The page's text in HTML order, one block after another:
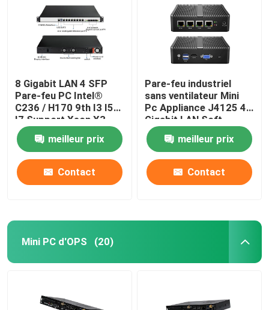
8 Gigabit LAN 4 SFP
Pare-feu PC Intel®
C236 / H170 9th I3 I5
I7 Support Xeon X3-
1225 V5 PFsense
Mikrotikmeilleur prix
Contact
Pare-feu industriel
sans ventilateur Mini
Pc Appliance J4125 4
Gigabit LAN Soft
Router Support
PFsensemeilleur prix
Contact
Mini PC d'OPS (20)